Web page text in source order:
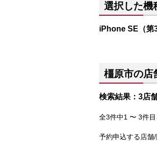
選択した機
iPhone SE（第
橿原市の店
検索結果：3店
全3件中1 〜 3件
予約申込する店舗